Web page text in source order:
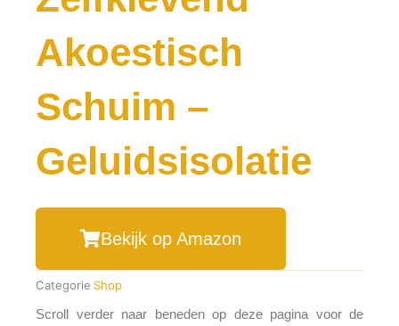
Akoestisch
Schuim –
Geluidsisolatie
Bekijk op Amazon
Categorie Shop
Scroll verder naar beneden op deze pagina voor de